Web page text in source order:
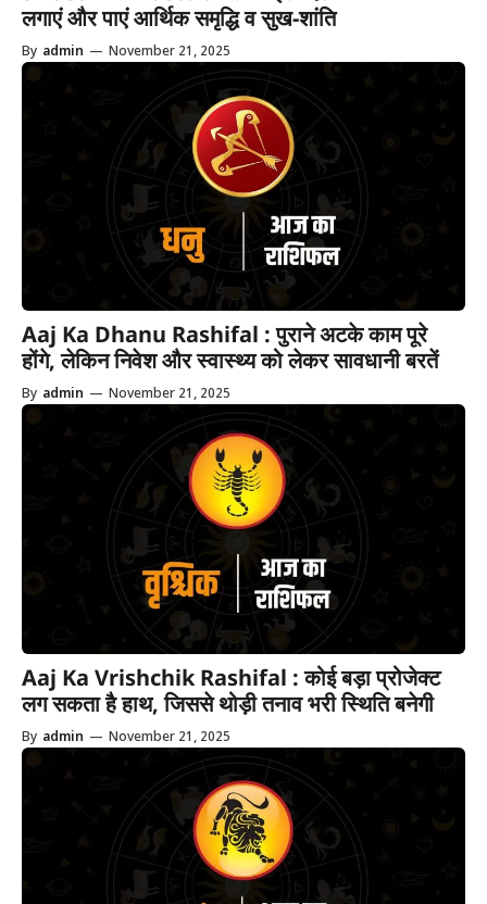
लगाएं और पाएं आर्थिक समृद्धि व सुख-शांति
By admin — November 21, 2025
Aaj Ka Dhanu Rashifal : पुराने अटके काम पूरे
होंगे, लेकिन निवेश और स्वास्थ्य को लेकर सावधानी बरतें
By admin — November 21, 2025
Aaj Ka Vrishchik Rashifal : कोई बड़ा प्रोजेक्ट
लग सकता है हाथ, जिससे थोड़ी तनाव भरी स्थिति बनेगी
By admin — November 21, 2025